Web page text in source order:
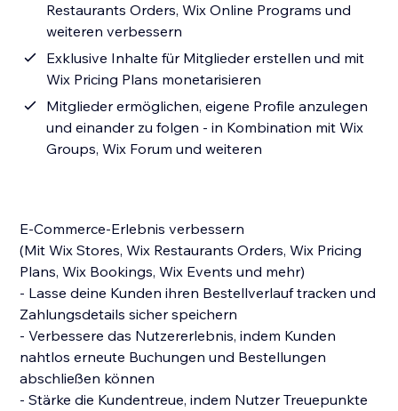
Restaurants Orders, Wix Online Programs und
weiteren verbessern
Exklusive Inhalte für Mitglieder erstellen und mit
Wix Pricing Plans monetarisieren
Mitglieder ermöglichen, eigene Profile anzulegen
und einander zu folgen - in Kombination mit Wix
Groups, Wix Forum und weiteren
E-Commerce-Erlebnis verbessern
(Mit Wix Stores, Wix Restaurants Orders, Wix Pricing
Plans, Wix Bookings, Wix Events und mehr)
- Lasse deine Kunden ihren Bestellverlauf tracken und
Zahlungsdetails sicher speichern
- Verbessere das Nutzererlebnis, indem Kunden
nahtlos erneute Buchungen und Bestellungen
abschließen können
- Stärke die Kundentreue, indem Nutzer Treuepunkte